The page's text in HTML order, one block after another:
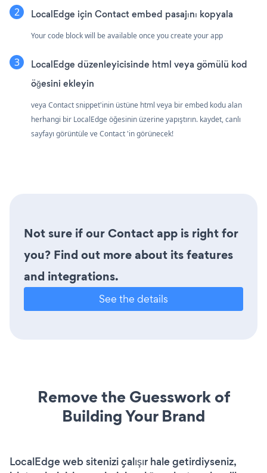
LocalEdge için Contact embed pasajını kopyala
Your code block will be available once you create your app
LocalEdge düzenleyicisinde html veya gömülü kod
öğesini ekleyin
veya Contact snippet'inin üstüne html veya bir embed kodu alan
herhangi bir LocalEdge öğesinin üzerine yapıştırın. kaydet, canlı
sayfayı görüntüle ve Contact 'in görünecek!
Not sure if our Contact app is right for
you? Find out more about its features
and integrations.
See the details
Remove the Guesswork of
Building Your Brand
LocalEdge web sitenizi çalışır hale getirdiyseniz,